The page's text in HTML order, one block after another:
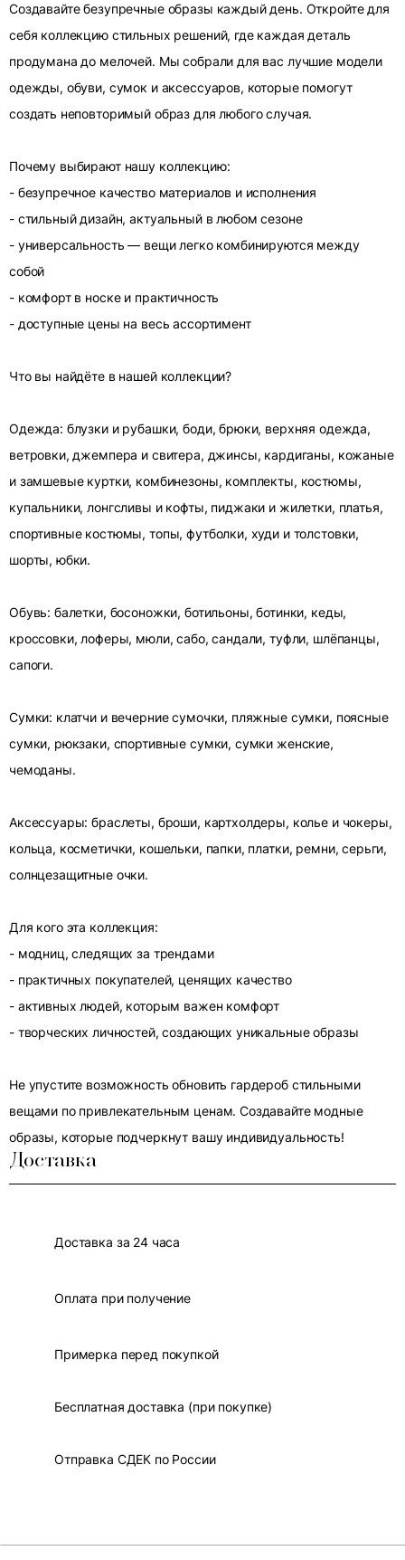
Создавайте безупречные образы каждый день. Откройте для
себя коллекцию стильных решений, где каждая деталь
продумана до мелочей. Мы собрали для вас лучшие модели
одежды, обуви, сумок и аксессуаров, которые помогут
создать неповторимый образ для любого случая.
Почему выбирают нашу коллекцию:
- безупречное качество материалов и исполнения
- стильный дизайн, актуальный в любом сезоне
- универсальность — вещи легко комбинируются между
собой
- комфорт в носке и практичность
- доступные цены на весь ассортимент
Что вы найдёте в нашей коллекции?
Одежда: блузки и рубашки, боди, брюки, верхняя одежда,
ветровки, джемпера и свитера, джинсы, кардиганы, кожаные
и замшевые куртки, комбинезоны, комплекты, костюмы,
купальники, лонгсливы и кофты, пиджаки и жилетки, платья,
спортивные костюмы, топы, футболки, худи и толстовки,
шорты, юбки.
Обувь: балетки, босоножки, ботильоны, ботинки, кеды,
кроссовки, лоферы, мюли, сабо, сандали, туфли, шлёпанцы,
сапоги.
Сумки: клатчи и вечерние сумочки, пляжные сумки, поясные
сумки, рюкзаки, спортивные сумки, сумки женские,
чемоданы.
Аксессуары: браслеты, броши, картхолдеры, колье и чокеры,
кольца, косметички, кошельки, папки, платки, ремни, серьги,
солнцезащитные очки.
Для кого эта коллекция:
- модниц, следящих за трендами
- практичных покупателей, ценящих качество
- активных людей, которым важен комфорт
- творческих личностей, создающих уникальные образы
Не упустите возможность обновить гардероб стильными
вещами по привлекательным ценам. Создавайте модные
образы, которые подчеркнут вашу индивидуальность!
Доставка
Доставка за 24 часа
Оплата при получение
Примерка перед покупкой
Бесплатная доставка (при покупке)
Отправка СДЕК по России